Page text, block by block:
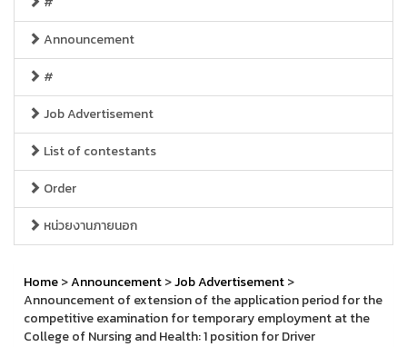
Announcement
#
Job Advertisement
List of contestants
Order
หน่วยงานภายนอก
Home>Announcement>Job Advertisement>
Announcement of extension of the application period for the
competitive examination for temporary employment at the
College of Nursing and Health: 1 position for Driver